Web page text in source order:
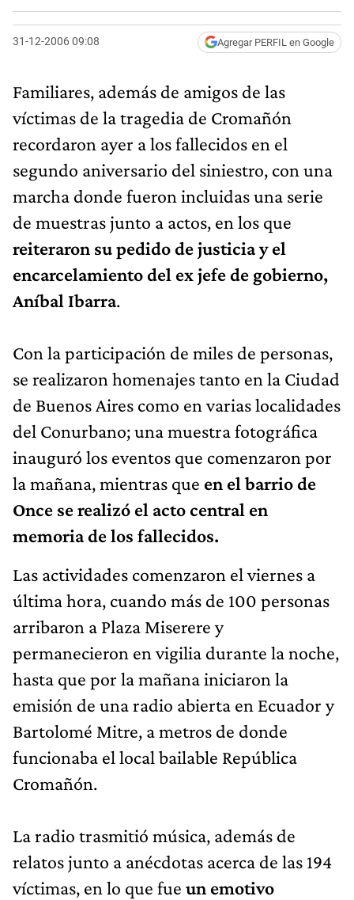
31-12-2006 09:08 Agregar PERFIL en Google
Familiares, además de amigos de las
víctimas de la tragedia de Cromañón
recordaron ayer a los fallecidos en el
segundo aniversario del siniestro, con una
marcha donde fueron incluidas una serie
de muestras junto a actos, en los que
reiteraron su pedido de justicia y el
encarcelamiento del ex jefe de gobierno,
Aníbal Ibarra.
Con la participación de miles de personas,
se realizaron homenajes tanto en la Ciudad
de Buenos Aires como en varias localidades
del Conurbano; una muestra fotográfica
inauguró los eventos que comenzaron por
la mañana, mientras que en el barrio de
Once se realizó el acto central en
memoria de los fallecidos.
Las actividades comenzaron el viernes a
última hora, cuando más de 100 personas
arribaron a Plaza Miserere y
permanecieron en vigilia durante la noche,
hasta que por la mañana iniciaron la
emisión de una radio abierta en Ecuador y
Bartolomé Mitre, a metros de donde
funcionaba el local bailable República
Cromañón.
La radio trasmitió música, además de
relatos junto a anécdotas acerca de las 194
víctimas, en lo que fue un emotivo